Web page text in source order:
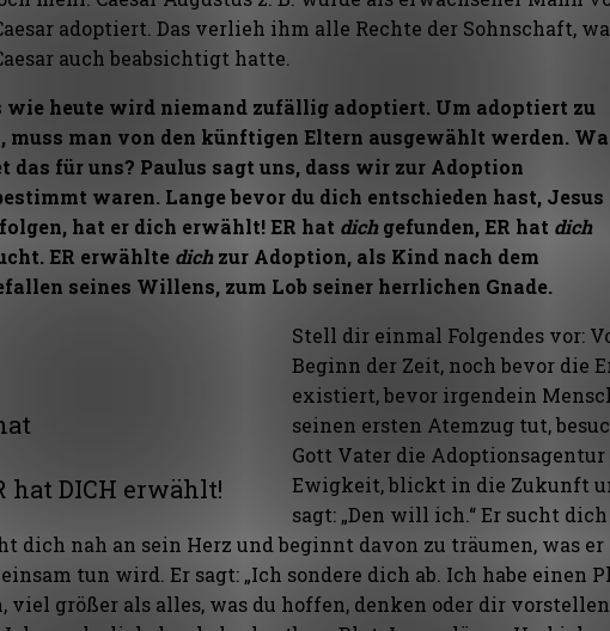
adoptiert. Das verlieh ihm alle Rechte der Sohnschaft,
auch beabsichtigt hatte.
wie heute wird niemand zufällig adoptiert. Um adoptiert zu
muss man von den künftigen Eltern ausgewählt werden.
das für uns? Paulus sagt uns, dass wir zur Adoption
waren. Lange bevor du dich entschieden hast, Jesus
hat er dich erwählt! ER hat dichgefunden, ER hat dich
ER erwählte dichzur Adoption, als Kind nach dem
seines Willens, zum Lob seiner herrlichen Gnade.
hat DICH erwählt!
Stell dir einmal Folgendes vor:
Beginn der Zeit, noch bevor die
existiert, bevor irgendein
seinen ersten Atemzug tut,
Gott Vater die Adoptionsagentur
Ewigkeit, blickt in die Zukunft
sagt: „Den will ich.“ Er sucht dich
dich nah an sein Herz und beginnt davon zu träumen, was
tun wird. Er sagt: „Ich sondere dich ab. Ich habe einen
viel größer als alles, was du hoffen, denken oder dir vorstellen